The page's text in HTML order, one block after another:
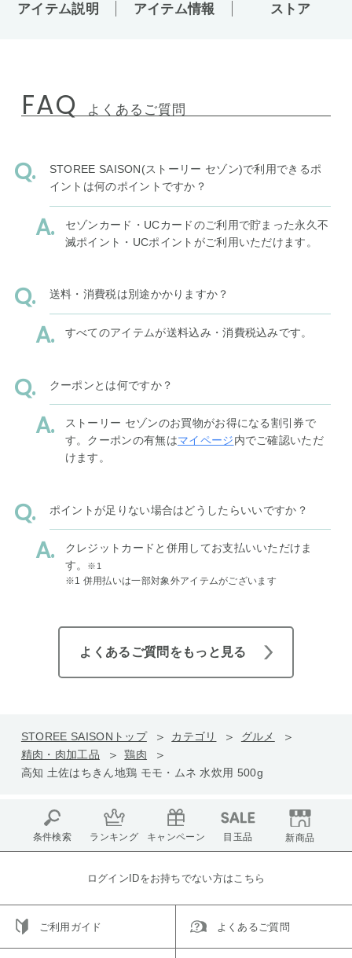
アイテム説明 アイテム情報 ストア
FAQ よくあるご質問
STOREE SAISON(ストーリー セゾン)で利用できるポ
イントは何のポイントですか？
セゾンカード・UCカードのご利用で貯まった永久不
滅ポイント・UCポイントがご利用いただけます。
送料・消費税は別途かかりますか？
すべてのアイテムが送料込み・消費税込みです。
クーポンとは何ですか？
ストーリー セゾンのお買物がお得になる割引券で
す。クーポンの有無はマイページ内でご確認いただ
けます。
ポイントが足りない場合はどうしたらいいですか？
クレジットカードと併用してお支払いいただけま
す。
※1
※1 併用払いは一部対象外アイテムがございます
よくあるご質問をもっと見る
STOREE SAISONトップ カテゴリ
グルメ
精肉・肉加工品
鶏肉
高知 土佐はちきん地鶏 モモ・ムネ 水炊用 500g
条件検索 ランキング キャンペーン 目玉品 新商品
ログインIDをお持ちでない方はこちら
ご利用ガイド よくあるご質問